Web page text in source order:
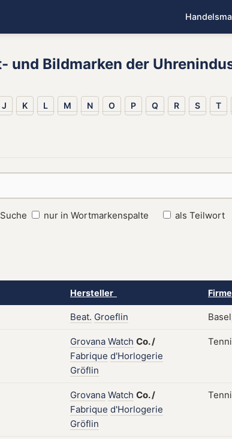
und Bildmarken der
J K L M N O P Q R S T
Suche nur in Wortmarkenspalte als Teilwort
Hersteller
Beat. Groeflin
Grovana Watch Co./
Fabrique d'Horlogerie
Gröflin
Grovana Watch Co./
Fabrique d'Horlogerie
Gröflin